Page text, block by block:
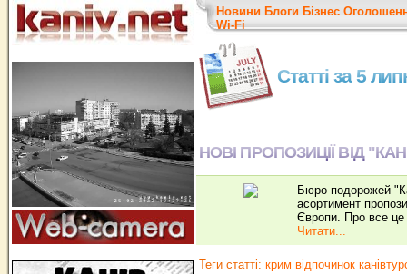
Новини Блоги Бізнес
Wi-Fi
Статті за 5
НОВІ ПРОПОЗИЦІЇ ВІД
Бюро подорожей
асортимент
Європи. Про все
Читати...
Теги статті: крим відпочинок